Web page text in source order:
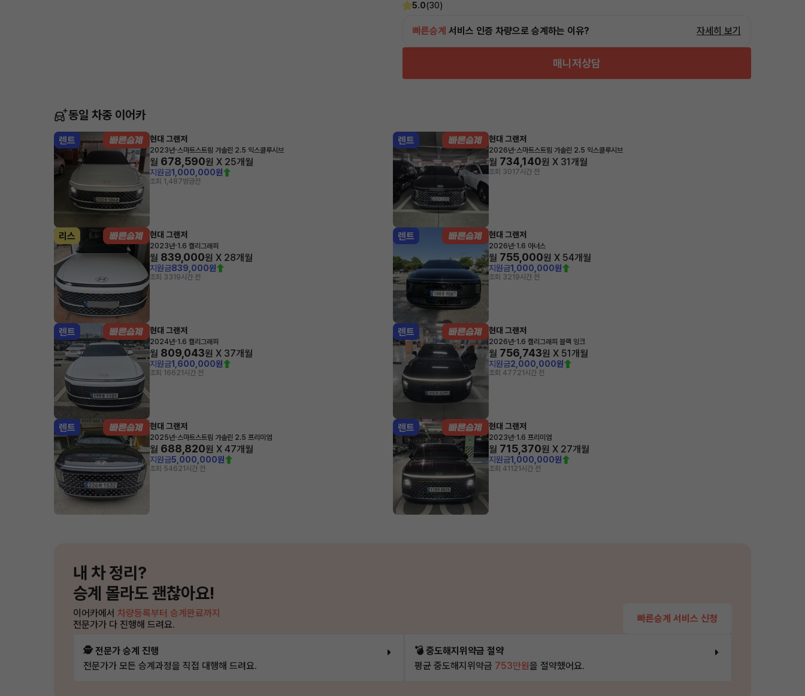
5.0(30)
빠른승계 서비스 인증 차량으로 승계하는 이유? 자세히 보기
매니저상담
동일 차종 이어카
렌트 현대 그랜저
2023년·스마트스트림 가솔린 2.5 익스클루시브
월 678,590원 X 25개월
지원금1,000,000원
조회 1,487방금전
렌트 현대 그랜저
2026년·스마트스트림 가솔린 2.5 익스클루시브
월 734,140원 X 31개월
조회 3017시간 전
리스 현대 그랜저
2023년·1.6 캘리그래피
월 839,000원 X 28개월
지원금839,000원
조회 3319시간 전
렌트 현대 그랜저
2026년·1.6 아너스
월 755,000원 X 54개월
지원금1,000,000원
조회 3219시간 전
렌트 현대 그랜저
2024년·1.6 캘리그래피
월 809,043원 X 37개월
지원금1,600,000원
조회 16621시간 전
렌트 현대 그랜저
2026년·1.6 캘리그래피 블랙 잉크
월 756,743원 X 51개월
지원금2,000,000원
조회 47721시간 전
렌트 현대 그랜저
2025년·스마트스트림 가솔린 2.5 프리미엄
월 688,820원 X 47개월
지원금5,000,000원
조회 54621시간 전
렌트 현대 그랜저
2023년·1.6 프리미엄
월 715,370원 X 27개월
지원금1,000,000원
조회 411 21시간 전
내 차 정리?
승계 몰라도 괜찮아요!
이어카에서 차량등록부터 승계완료까지
전문가가 다 진행해 드려요.
빠른승계 서비스 신청
🕵️ 전문가 승계 진행
전문가가 모든 승계과정을 직접 대행해 드려요.
💣 중도해지위약금 절약
평균 중도해지위약금 753만원을 절약했어요.